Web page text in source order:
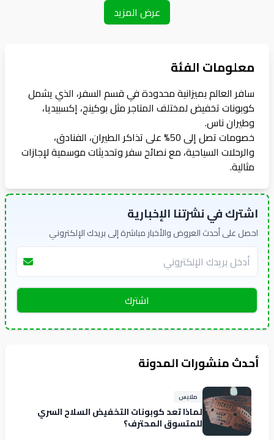
عرض المزيد
معلومات الفئة
سافر العالم بميزانية محدودة في قسم السفر، الذي يشمل
كوبونات تخفيض لمختلف المتاجر مثل بوكينج، إكسبيديا،
وطيران ناس.
خصومات تصل إلى 50% على تذاكر الطيران، الفنادق،
والرحلات السياحية، مع نصائح سفر وتحديثات موسمية لإجازات
مثالية.
اشترك في نشرتنا الإخبارية
احصل على أحدث العروض والأخبار مباشرة إلى بريدك الإلكتروني
اشترك
أحدث منشورات المدونة
ملابس
لماذا تعد كوبونات التخفيض السلاح السري
للمتسوق المحترف؟